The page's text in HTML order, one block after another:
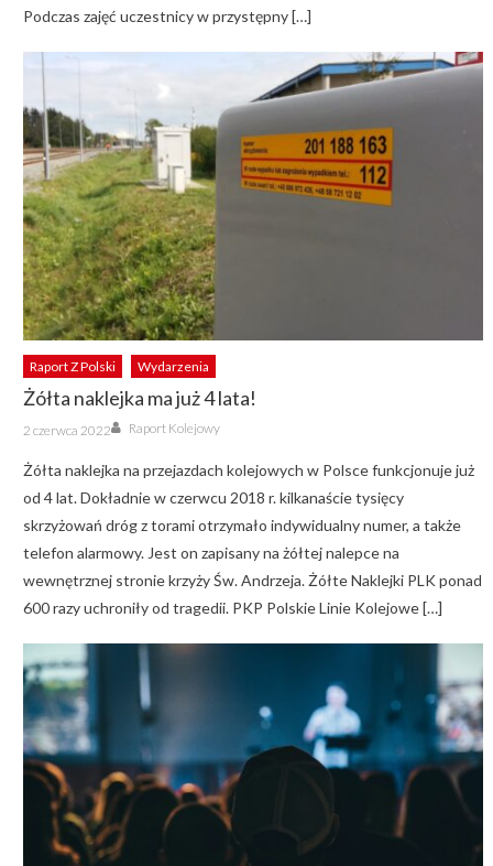
Podczas zajęć uczestnicy w przystępny […]
Raport Z Polski Wydarzenia
Żółta naklejka ma już 4 lata!
Posted
on
2 czerwca 2022 Author
Raport Kolejowy
Żółta naklejka na przejazdach kolejowych w Polsce funkcjonuje już
od 4 lat. Dokładnie w czerwcu 2018 r. kilkanaście tysięcy
skrzyżowań dróg z torami otrzymało indywidualny numer, a także
telefon alarmowy. Jest on zapisany na żółtej nalepce na
wewnętrznej stronie krzyży Św. Andrzeja. Żółte Naklejki PLK ponad
600 razy uchroniły od tragedii. PKP Polskie Linie Kolejowe […]